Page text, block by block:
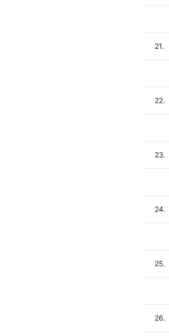
21.
22.
23.
24.
25.
26.